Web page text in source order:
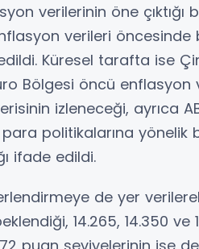
verilerinin öne
verileri öncesinde
Küresel tarafta ise
Bölgesi öncü enflasyon
izleneceği, ayrıca
para politikalarına
ifade edildi.
de yer
14.265, 14.350